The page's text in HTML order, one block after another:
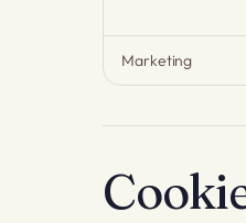
Marketing